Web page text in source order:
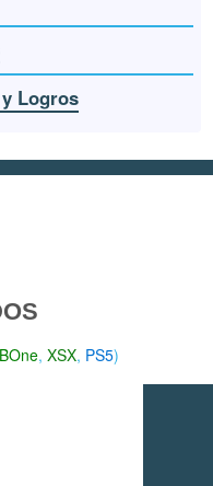
Logros
,XSX, PS5)